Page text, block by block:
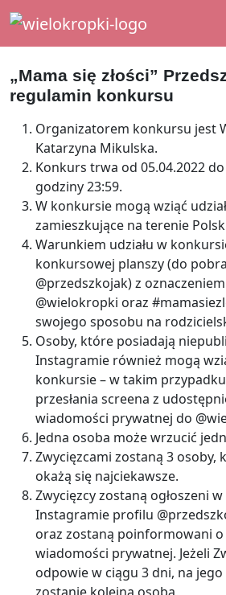
Main Navigation
„Mama się złości”
regulamin konkursu
Organizatorem konkursu jest
Katarzyna Mikulska.
Konkurs trwa od 05.04.2022
godziny 23:59.
W konkursie mogą wziąć
zamieszkujące na terenie
Warunkiem udziału w
konkursowej planszy (do
@przedszkojak) z
@wielokropki oraz
swojego sposobu na
Osoby, które posiadają
Instagramie również mogą
konkursie – w takim
przesłania screena z
wiadomości prywatnej do
Jedna osoba może wrzucić
Zwycięzcami zostaną 3 osoby,
okażą się najciekawsze.
Zwycięzcy zostaną ogłoszeni
Instagramie profilu
oraz zostaną poinformowani
wiadomości prywatnej. Jeżeli
odpowie w ciągu 3 dni, na jego